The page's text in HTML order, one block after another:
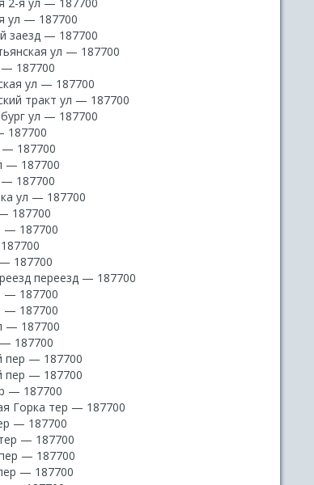
ул — 187700
заезд — 187700
ул — 187700
187700
ул — 187700
тракт ул — 187700
ул — 187700
187700
187700
— 187700
187700
ул — 187700
187700
— 187700
187700
переезд — 187700
— 187700
— 187700
— 187700
187700
пер — 187700
пер — 187700
— 187700
Горка тер — 187700
— 187700
— 187700
— 187700
— 187700